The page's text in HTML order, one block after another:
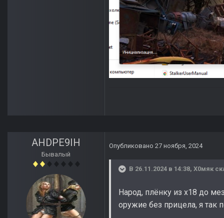
AHDPE9IH
Бывалый
Опубликовано 27 ноября, 2024
В 26.11.2024 в 14:38, Х0мяк
Народ, плёнку из х18 до
оружие без прицела, я так